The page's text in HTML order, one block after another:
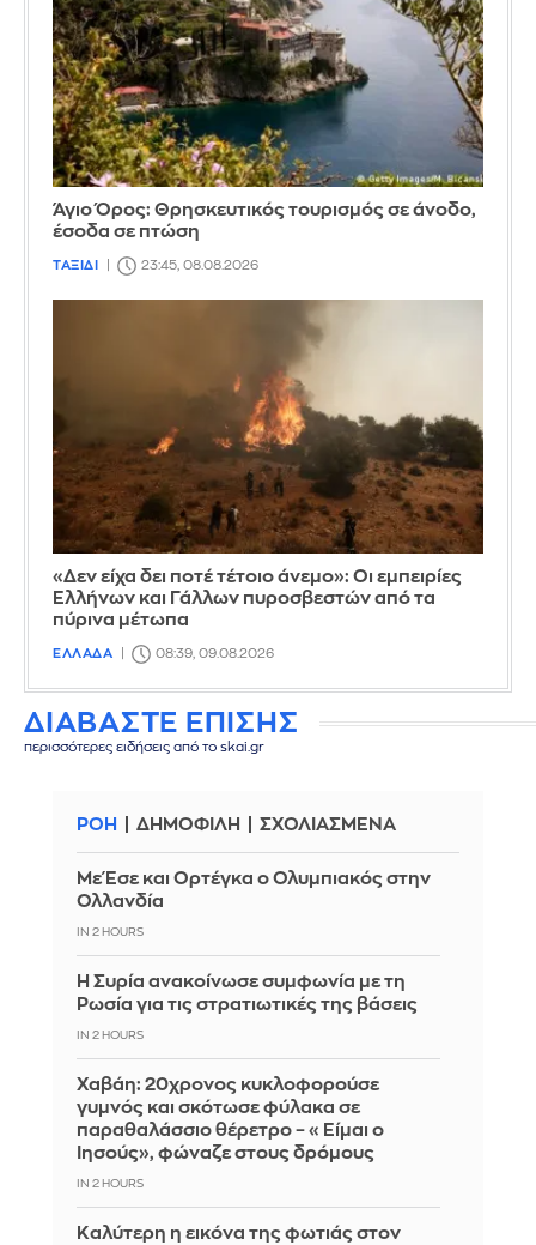
Άγιο Όρος: Θρησκευτικός τουρισμός σε άνοδο,
έσοδα σε πτώση
ΤΑΞΙΔΙ 23:45, 08.08.2026
«Δεν είχα δει ποτέ τέτοιο άνεμο»: Οι εμπειρίες
Ελλήνων και Γάλλων πυροσβεστών από τα
πύρινα μέτωπα
ΕΛΛΑΔΑ 08:39, 09.08.2026
ΔΙΑΒΑΣΤΕ ΕΠΙΣΗΣ
περισσότερες ειδήσεις από το skai.gr
ΡΟΗ ΔΗΜΟΦΙΛΗ ΣΧΟΛΙΑΣΜΕΝΑ
Με Έσε και Ορτέγκα ο Ολυμπιακός στην
Ολλανδία
IN 2 HOURS
Η Συρία ανακοίνωσε συμφωνία με τη
Ρωσία για τις στρατιωτικές της βάσεις
IN 2 HOURS
Χαβάη: 20χρονος κυκλοφορούσε
γυμνός και σκότωσε φύλακα σε
παραθαλάσσιο θέρετρο – «Είμαι ο
Ιησούς», φώναζε στους δρόμους
IN 2 HOURS
Καλύτερη η εικόνα της φωτιάς στον